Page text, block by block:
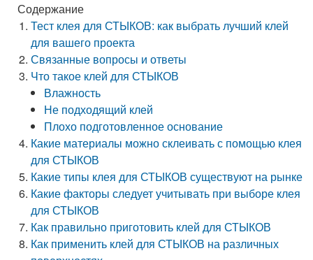
Содержание
Тест клея для СТЫКОВ: как выбрать лучший клей
для вашего проекта
Связанные вопросы и ответы
Что такое клей для СТЫКОВ
Влажность
Не подходящий клей
Плохо подготовленное основание
Какие материалы можно склеивать с помощью клея
для СТЫКОВ
Какие типы клея для СТЫКОВ существуют на рынке
Какие факторы следует учитывать при выборе клея
для СТЫКОВ
Как правильно приготовить клей для СТЫКОВ
Как применить клей для СТЫКОВ на различных